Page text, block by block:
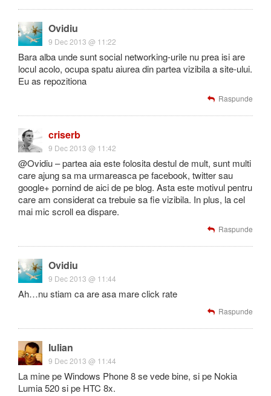
Ovidiu
9 Dec 2013 @ 11:22
Bara alba unde sunt social networking-urile nu prea isi are
locul acolo, ocupa spatu aiurea din partea vizibila a site-ului.
Eu as repozitiona
Raspunde
criserb
9 Dec 2013 @ 11:42
@Ovidiu – partea aia este folosita destul de mult, sunt multi
care ajung sa ma urmareasca pe facebook, twitter sau
google+ pornind de aici de pe blog. Asta este motivul pentru
care am considerat ca trebuie sa fie vizibila. In plus, la cel
mai mic scroll ea dispare.
Raspunde
Ovidiu
9 Dec 2013 @ 11:44
Ah…nu stiam ca are asa mare click rate
Raspunde
Iulian
9 Dec 2013 @ 11:44
La mine pe Windows Phone 8 se vede bine, si pe Nokia
Lumia 520 si pe HTC 8x.